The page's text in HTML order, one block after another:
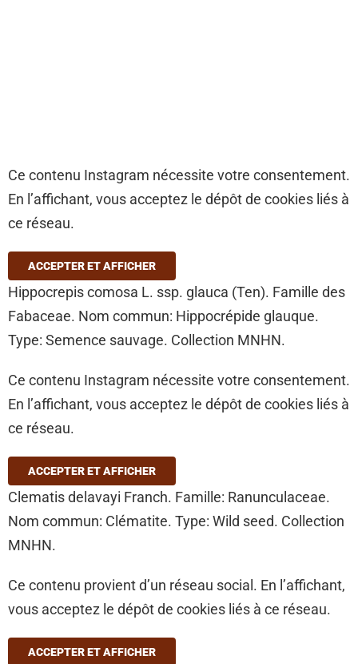
Ce contenu Instagram nécessite votre consentement.
En l’affichant, vous acceptez le dépôt de cookies liés à
ce réseau.
ACCEPTER ET AFFICHER
Hippocrepis comosa L. ssp. glauca (Ten). Famille des
Fabaceae. Nom commun: Hippocrépide glauque.
Type: Semence sauvage. Collection MNHN.
Ce contenu Instagram nécessite votre consentement.
En l’affichant, vous acceptez le dépôt de cookies liés à
ce réseau.
ACCEPTER ET AFFICHER
Clematis delavayi Franch. Famille: Ranunculaceae.
Nom commun: Clématite. Type: Wild seed. Collection
MNHN.
Ce contenu provient d’un réseau social. En l’affichant,
vous acceptez le dépôt de cookies liés à ce réseau.
ACCEPTER ET AFFICHER